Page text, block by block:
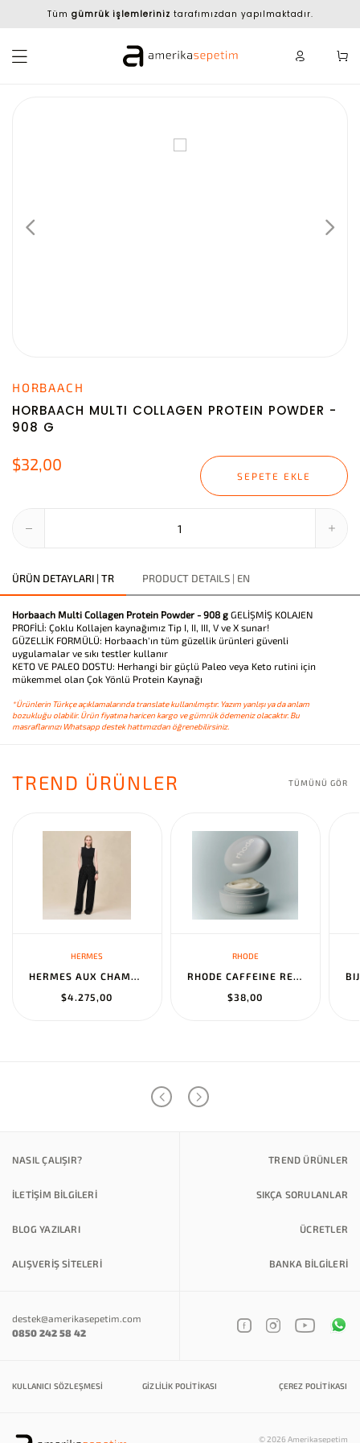
Tüm gümrük işlemleriniz tarafımızdan yapılmaktadır.
HORBAACH
HORBAACH MULTI COLLAGEN PROTEIN POWDER -
908 G
$32,00
SEPETE EKLE
ÜRÜN DETAYLARI | TR PRODUCT DETAILS | EN
Horbaach Multi Collagen Protein Powder - 908 g GELİŞMİŞ KOLAJEN
PROFİLİ: Çoklu Kollajen kaynağımız Tip I, II, III, V ve X sunar!
GÜZELLİK FORMÜLÜ: Horbaach'ın tüm güzellik ürünleri güvenli
uygulamalar ve sıkı testler kullanır
KETO VE PALEO DOSTU: Herhangi bir güçlü Paleo veya Keto rutini için
mükemmel olan Çok Yönlü Protein Kaynağı
*Ürünlerin Türkçe açıklamalarında translate kullanılmıştır. Yazım yanlışı ya da anlam
bozukluğu olabilir. Ürün fiyatına haricen kargo ve gümrük ödemeniz olacaktır. Bu
masraflarınızı Whatsapp destek hattımızdan öğrenebilirsiniz.
TREND ÜRÜNLER TÜMÜNÜ GÖR
HERMES
HERMES AUX CHAMPS EN FLEURS" PANTS NOIR
$4.275,00
RHODE
RHODE CAFFEINE RESET SCULPTING CREAM MASK
$38,00
NASIL ÇALIŞIR? TREND ÜRÜNLER
İLETİŞİM BİLGİLERİ SIKÇA SORULANLAR
BLOG YAZILARI ÜCRETLER
ALIŞVERİŞ SİTELERİ BANKA BILGILERI
destek@amerikasepetim.com
0850 242 58 42
KULLANICI SÖZLEŞMESI GIZLILIK POLITIKASI ÇEREZ POLITIKASI
© 2026 Amerikasepetim